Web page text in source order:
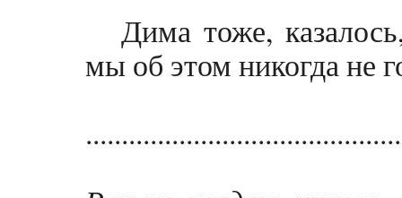
Дима тоже,
мы об этом никогда не